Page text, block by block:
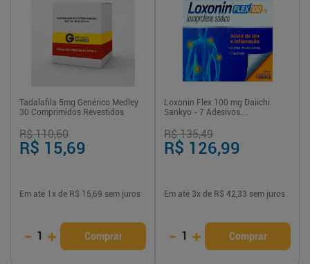
Tadalafila 5mg Genérico Medley
30 Comprimidos Revestidos
R$ 110,60
R$ 15,69
Em até 1 x de R$ 15,69 sem juros
- 1 + Comprar
Loxonin Flex 100 mg Daiichi
Sankyo - 7 Adesivos
R$ 135,49
R$ 126,99
Em até 3x de R$ 42,33 sem juros
- 1 + Comprar